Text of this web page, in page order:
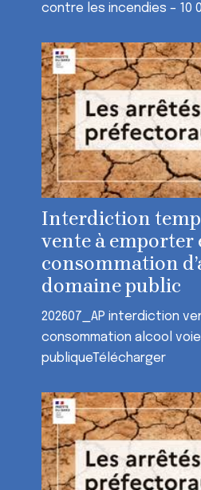
contre les incendies – 10
Interdiction
vente à emporter
consommation
domaine public
202607_AP interdiction
consommation alcool voie
publiqueTélécharger